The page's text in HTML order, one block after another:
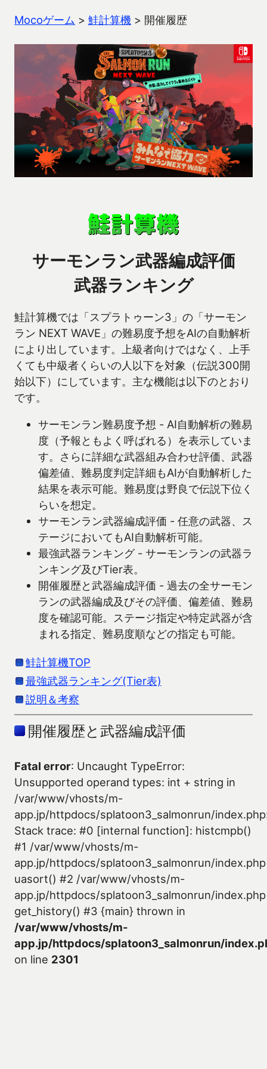
Mocoゲーム > 鮭計算機 > 開催履歴
サーモンラン武器編成評価
武器ランキング
鮭計算機では「スプラトゥーン3」の「サーモン
ラン NEXT WAVE」の難易度予想をAIの自動解析
により出しています。上級者向けではなく、上手
くても中級者くらいの人以下を対象（伝説300開
始以下）にしています。主な機能は以下のとおり
です。
サーモンラン難易度予想 - AI自動解析の難易
度（予報ともよく呼ばれる）を表示していま
す。さらに詳細な武器組み合わせ評価、武器
偏差値、難易度判定詳細もAIが自動解析した
結果を表示可能。難易度は野良で伝説下位く
らいを想定。
サーモンラン武器編成評価 - 任意の武器、ス
テージにおいてもAI自動解析可能。
最強武器ランキング - サーモンランの武器ラ
ンキング及びTier表。
開催履歴と武器編成評価 - 過去の全サーモン
ランの武器編成及びその評価、偏差値、難易
度を確認可能。ステージ指定や特定武器が含
まれる指定、難易度順などの指定も可能。
鮭計算機TOP
最強武器ランキング(Tier表)
説明＆考察
開催履歴と武器編成評価
Fatal error: Uncaught TypeError:
Unsupported operand types: int + string in
/var/www/vhosts/m-
app.jp/httpdocs/splatoon3_salmonrun/
Stack trace: #0 [internal function]: histcmpb()
#1 /var/www/vhosts/m-
app.jp/httpdocs/splatoon3_salmonrun/
uasort() #2 /var/www/vhosts/m-
app.jp/httpdocs/splatoon3_salmonrun/
get_history() #3 {main} thrown in
/var/www/vhosts/m-
app.jp/httpdocs/splatoon3_salmonrun/
on line 2301